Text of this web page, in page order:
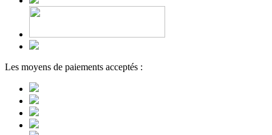
Les moyens de paiements acceptés :